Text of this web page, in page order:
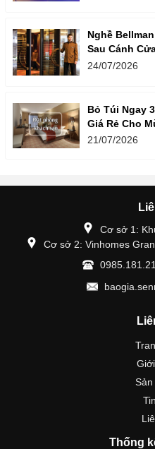
Nghề
Sau Cánh
24/07/2026
Bỏ Túi Ngay
Giá Rẻ Cho
21/07/2026
Cơ sở 1:
Cơ sở 2: Vinhomes
Sản
Thống